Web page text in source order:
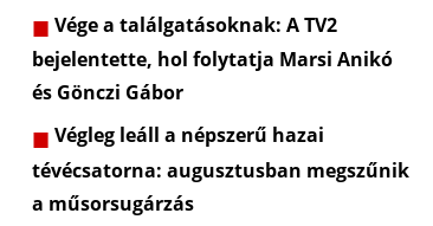
Vége a találgatásoknak: A TV2
bejelentette, hol folytatja Marsi Anikó
és Gönczi Gábor
Végleg leáll a népszerű hazai
tévécsatorna: augusztusban megszűnik
a műsorsugárzás